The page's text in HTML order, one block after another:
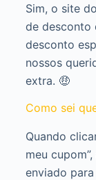
Sim, o site
de desconto
desconto
nossos
extra. 🤑
Como sei
Quando
meu
enviado